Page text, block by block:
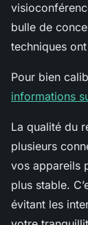
bulle de
techniques
Pour bien
informations
La qualité du
plusieurs
vos appareils
plus stable.
évitant les